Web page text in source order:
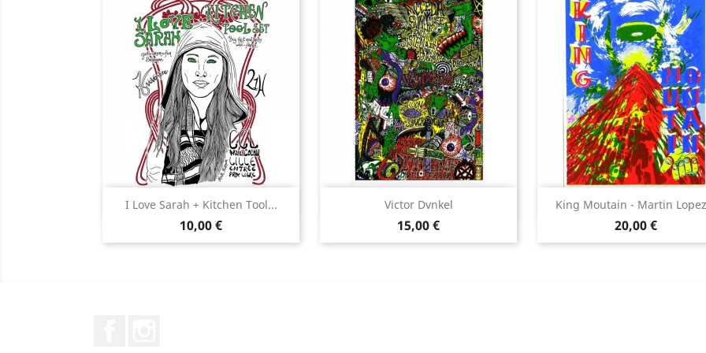
I Love Sarah + Kitchen Tool...
Prix
10,00 €
Aperçu rapide Victor Dvnkel
Prix
15,00 €
Aperçu rapide King Moutain - Martin
Prix
20,00 €
Aperçu rapide